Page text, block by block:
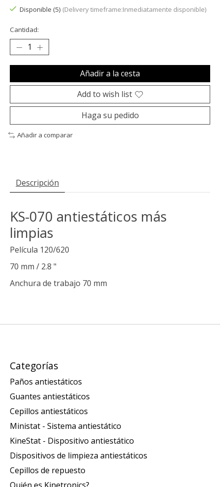
Disponible (5) (Delivery timeframe:Inmediatamente disponible)
Cantidad:
Añadir a la cesta
Add to wish list
Haga su pedido
Añadir a comparar
Descripción
KS-070 antiestáticos más
limpias
Película 120/620
70 mm / 2.8 "
Anchura de trabajo 70 mm
Categorías
Paños antiestáticos
Guantes antiestáticos
Cepillos antiestáticos
Ministat - Sistema antiestático
KineStat - Dispositivo antiestático
Dispositivos de limpieza antiestáticos
Cepillos de repuesto